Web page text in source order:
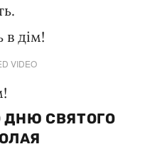
дім!
VIDEO
ДНЮ СВЯТОГО